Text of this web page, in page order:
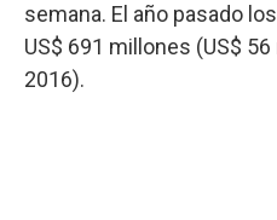
semana. El año pasado
US$ 691 millones (US$
2016).